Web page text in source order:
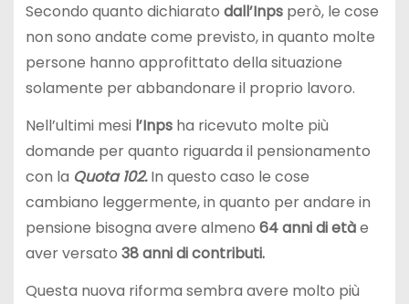
Secondo quanto dichiarato dall’Inpsperò, le cose
non sono andate come previsto, in quanto molte
persone hanno approfittato della situazione
solamente per abbandonare il proprio lavoro.
Nell’ultimi mesi l’Inpsha ricevuto molte più
domande per quanto riguarda il pensionamento
con la Quota 102.In questo caso le cose
cambiano leggermente, in quanto per andare in
pensione bisogna avere almeno 64 anni di etàe
aver versato 38 anni di contributi.
Questa nuova riforma sembra avere molto più